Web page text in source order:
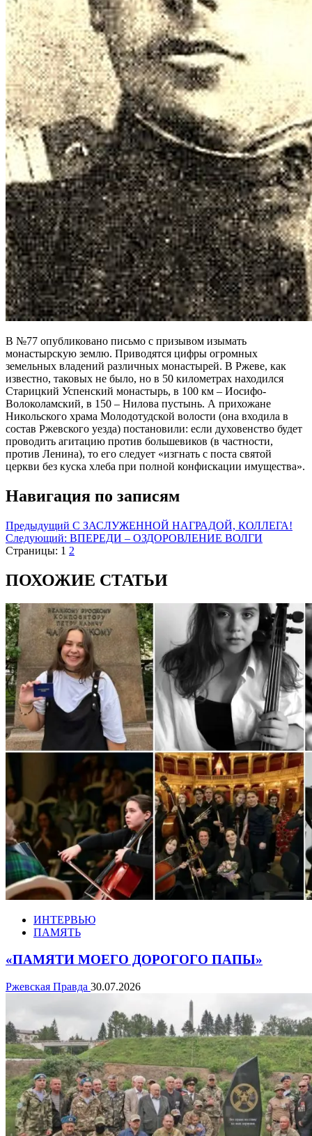
В №77 опубликовано письмо с призывом изымать
монастырскую землю. Приводятся цифры огромных
земельных владений различных монастырей. В Ржеве, как
известно, таковых не было, но в 50 километрах находился
Старицкий Успенский монастырь, в 100 км – Иосифо-
Волоколамский, в 150 – Нилова пустынь. А прихожане
Никольского храма Молодотудской волости (она входила в
состав Ржевского уезда) постановили: если духовенство будет
проводить агитацию против большевиков (в частности,
против Ленина), то его следует «изгнать с поста святой
церкви без куска хлеба при полной конфискации имущества».
Навигация по записям
Предыдущий С ЗАСЛУЖЕННОЙ НАГРАДОЙ, КОЛЛЕГА!
Следующий: ВПЕРЕДИ – ОЗДОРОВЛЕНИЕ ВОЛГИ
Страницы: 1 2
ПОХОЖИЕ СТАТЬИ
ИНТЕРВЬЮ
ПАМЯТЬ
«ПАМЯТИ МОЕГО ДОРОГОГО ПАПЫ»
Ржевская Правда 30.07.2026